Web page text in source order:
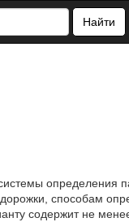
Найти
определения
способам
содержит не